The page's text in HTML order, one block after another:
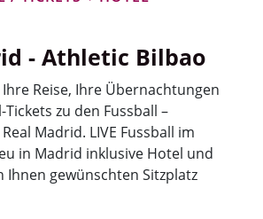
- Athletic Bilbao
Reise, Ihre Übernachtungen
zu den Fussball –
Madrid. LIVE Fussball im
in Madrid inklusive Hotel und
Ihnen gewünschten Sitzplatz